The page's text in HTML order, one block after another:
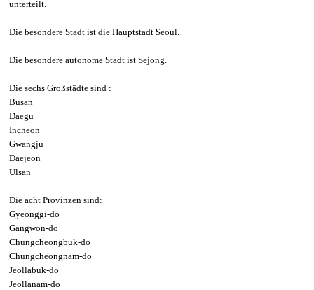
unterteilt.
Die besondere Stadt ist die Hauptstadt Seoul.
Die besondere autonome Stadt ist Sejong.
Die sechs Großstädte sind :
Busan
Daegu
Incheon
Gwangju
Daejeon
Ulsan
Die acht Provinzen sind:
Gyeonggi-do
Gangwon-do
Chungcheongbuk-do
Chungcheongnam-do
Jeollabuk-do
Jeollanam-do